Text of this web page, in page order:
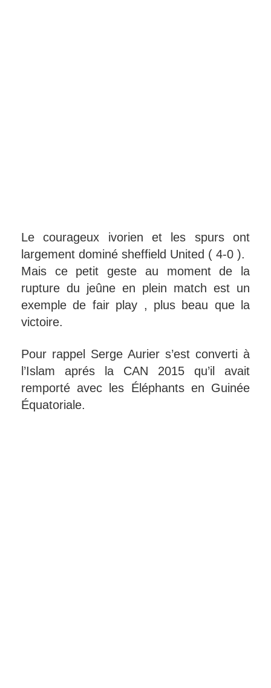
Le courageux ivorien et les spurs ont
largement dominé sheffield United ( 4-0 ).
Mais ce petit geste au moment de la
rupture du jeûne en plein match est un
exemple de fair play , plus beau que la
victoire.
Pour rappel Serge Aurier s’est converti à
l’Islam aprés la CAN 2015 qu’il avait
remporté avec les Éléphants en Guinée
Équatoriale.